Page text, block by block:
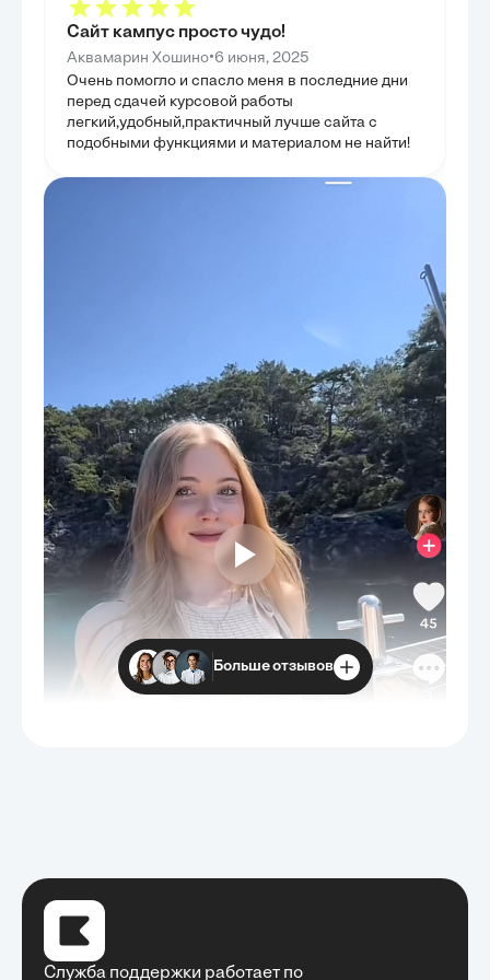
Сайт кампус просто чудо!
Аквамарин Хошино•6 июня, 2025
Очень помогло и спасло меня в последние дни
перед сдачей курсовой работы
легкий,удобный,практичный лучше сайта с
подобными функциями и материалом не найти!
Больше отзывов
Служба поддержки работает по